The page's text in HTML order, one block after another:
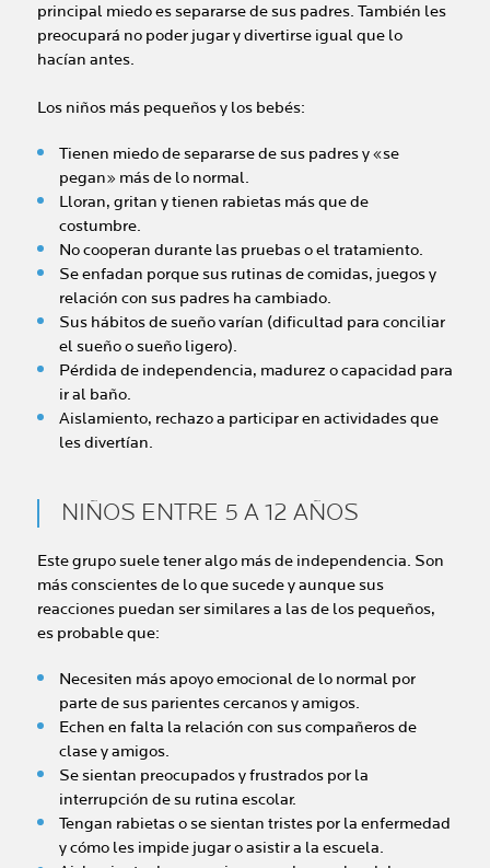
principal miedo es separarse de sus padres. También les
preocupará no poder jugar y divertirse igual que lo
hacían antes.
Los niños más pequeños y los bebés:
Tienen miedo de separarse de sus padres y «se
pegan» más de lo normal.
Lloran, gritan y tienen rabietas más que de
costumbre.
No cooperan durante las pruebas o el tratamiento.
Se enfadan porque sus rutinas de comidas, juegos y
relación con sus padres ha cambiado.
Sus hábitos de sueño varían (dificultad para conciliar
el sueño o sueño ligero).
Pérdida de independencia, madurez o capacidad para
ir al baño.
Aislamiento, rechazo a participar en actividades que
les divertían.
NIÑOS ENTRE 5 A 12 AÑOS
Este grupo suele tener algo más de independencia. Son
más conscientes de lo que sucede y aunque sus
reacciones puedan ser similares a las de los pequeños,
es probable que:
Necesiten más apoyo emocional de lo normal por
parte de sus parientes cercanos y amigos.
Echen en falta la relación con sus compañeros de
clase y amigos.
Se sientan preocupados y frustrados por la
interrupción de su rutina escolar.
Tengan rabietas o se sientan tristes por la enfermedad
y cómo les impide jugar o asistir a la escuela.